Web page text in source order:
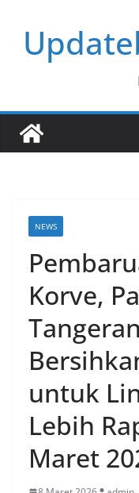
content
NEWS
Korve,
untuk
Lebih
Maret